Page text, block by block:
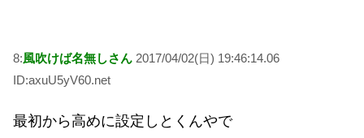
8:風吹けば名無しさん 2017/04/02(日) 19:46:14.06
ID:axuU5yV60.net
最初から高めに設定しとくんやで